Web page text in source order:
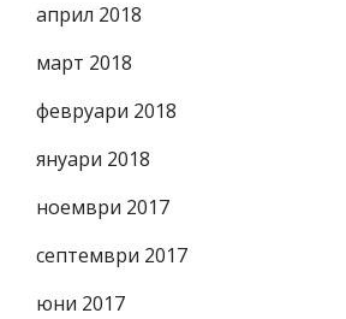
април 2018
март 2018
февруари 2018
януари 2018
ноември 2017
септември 2017
юни 2017